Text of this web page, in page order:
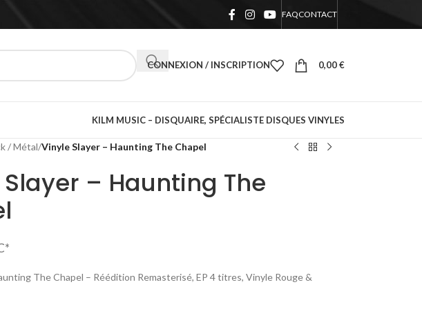
FAQCONTACT
CONNEXION / INSCRIPTION 0,00€
KILM MUSIC – DISQUAIRE, SPÉCIALISTE DISQUES VINYLES
/ Métal/Vinyle Slayer – Haunting The Chapel
– Haunting The
The Chapel – Réédition Remasterisé, EP 4 titres, Vinyle Rouge &